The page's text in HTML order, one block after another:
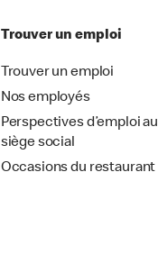
Trouver un emploi
Trouver un emploi
Nos employés
Perspectives d’emploi au
siège social
Occasions du restaurant